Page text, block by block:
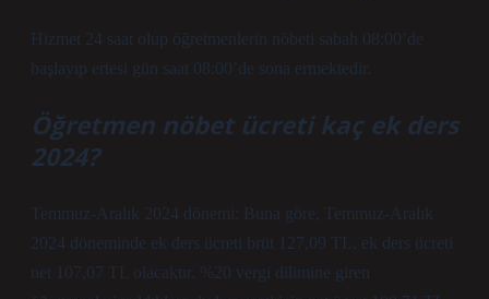
Hizmet 24 saat olup öğretmenlerin nöbeti sabah 08:00’de
başlayıp ertesi gün saat 08:00’de sona ermektedir.
Öğretmen nöbet ücreti kaç ek ders
2024?
Temmuz-Aralık 2024 dönemi: Buna göre, Temmuz-Aralık
2024 döneminde ek ders ücreti brüt 127,09 TL, ek ders ücreti
net 107,07 TL olacaktır. %20 vergi dilimine giren